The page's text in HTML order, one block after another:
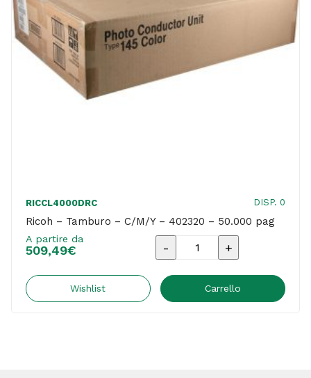
RICCL4000DRC DISP. 0
Ricoh – Tamburo – C/M/Y – 402320 – 50.000 pag
A partire da
509,49€
Ricoh
Tamburo
Wishlist Carrello